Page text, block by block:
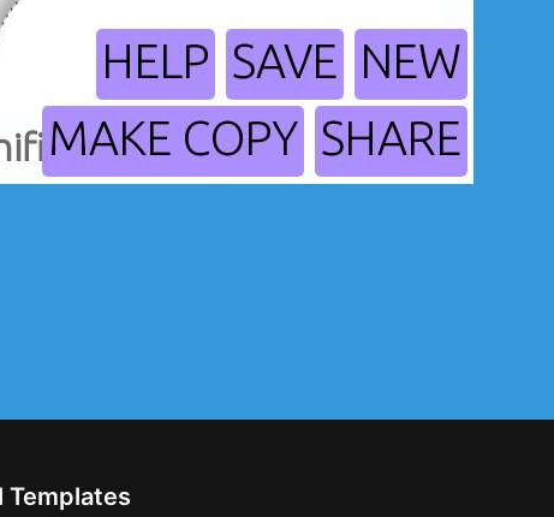
HELP SAVE NEW
MAKE COPY SHARE
Templates